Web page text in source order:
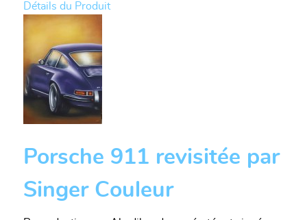
Détails du Produit
Porsche 911 revisitée par
Singer Couleur